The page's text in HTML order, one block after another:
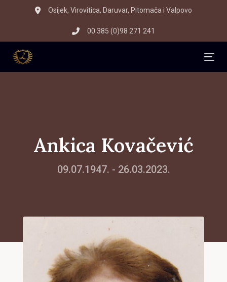
navigation
to
Osijek, Virovitica, Daruvar, Pitomača i Valpovo
00 385 (0)98 271 241
Ankica Kovačević
09.07.1947. - 26.03.2023.